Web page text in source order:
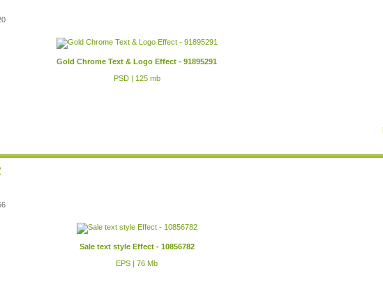
Gold Chrome Text & Logo Effect - 91895291
PSD | 125 mb
Sale text style Effect - 10856782
EPS | 76 Mb